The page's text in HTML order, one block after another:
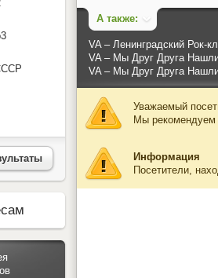
А также:
VA – Ленинградский Рок-
VA – Мы Друг Друга
VA – Мы Друг Друга
Уважаемый
Мы
Информация
Посетители,